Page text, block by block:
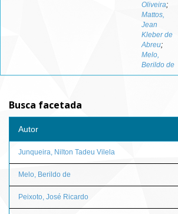
Oliveira;
Mattos,
Jean
Kleber de
Abreu;
Melo,
Berildo de
Busca facetada
Autor
Junqueira, Nilton Tadeu Vilela
Melo, Berildo de
Peixoto, José Ricardo